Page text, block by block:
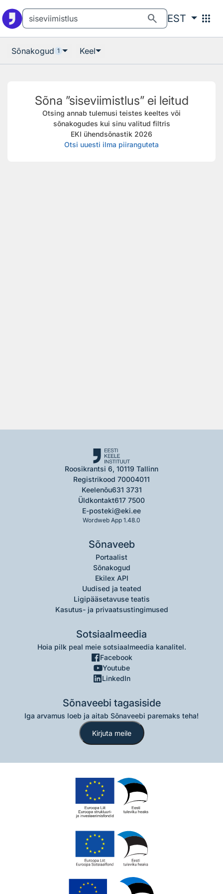
search EST apps
Sõnakogud 1 Keel
Sõna ”siseviimistlus” ei leitud
Otsing annab tulemusi teistes keeltes või
sõnakogudes kui sinu valitud filtris
EKI ühendsõnastik 2026
Otsi uuesti ilma piiranguteta
Roosikrantsi 6, 10119 Tallinn
Registrikood 70004011
Keelenõu631 3731
Üldkontakt617 7500
E-posteki@eki.ee
Wordweb App 1.48.0
Sõnaveeb
Portaalist
Sõnakogud
Ekilex API
Uudised ja teated
Ligipääsetavuse teatis
Kasutus- ja privaatsustingimused
Sotsiaalmeedia
Hoia pilk peal meie sotsiaalmeedia kanalitel.
Facebook
Youtube
LinkedIn
Sõnaveebi tagasiside
Iga arvamus loeb ja aitab Sõnaveebi paremaks teha!
Kirjuta meile